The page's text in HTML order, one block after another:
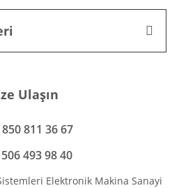
Ulaşın
811 36 67
493 98 40
Elektronik Makina Sanayi